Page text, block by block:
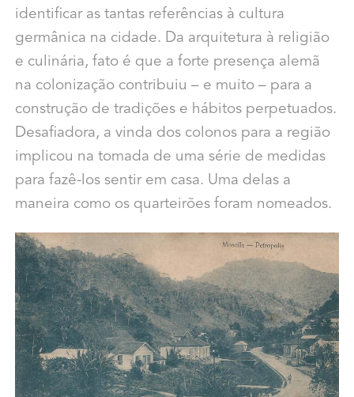
identificar as tantas referências à cultura
germânica na cidade. Da arquitetura à religião
e culinária, fato é que a forte presença alemã
na colonização contribuiu – e muito – para a
construção de tradições e hábitos perpetuados.
Desafiadora, a vinda dos colonos para a região
implicou na tomada de uma série de medidas
para fazê-los sentir em casa. Uma delas a
maneira como os quarteirões foram nomeados.